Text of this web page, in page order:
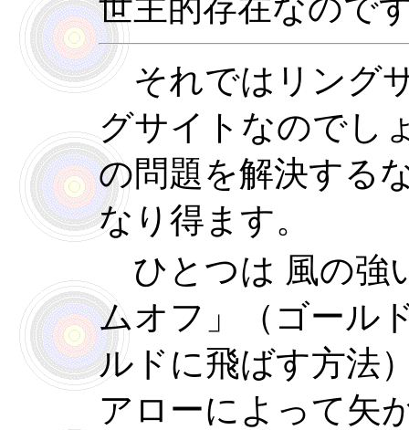
世主的存在なので
それではリング
グサイトなのでし
の問題を解決する
なり得ます。
ひとつは 風の強
ムオフ」（ゴール
ルドに飛ばす方法
アローによって矢